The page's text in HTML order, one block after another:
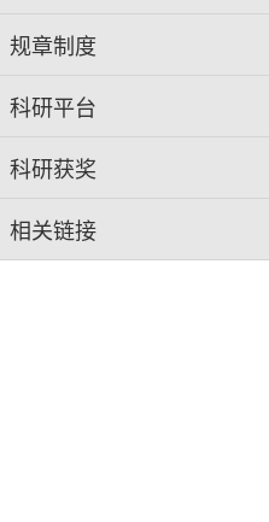
规章制度
科研平台
科研获奖
相关链接